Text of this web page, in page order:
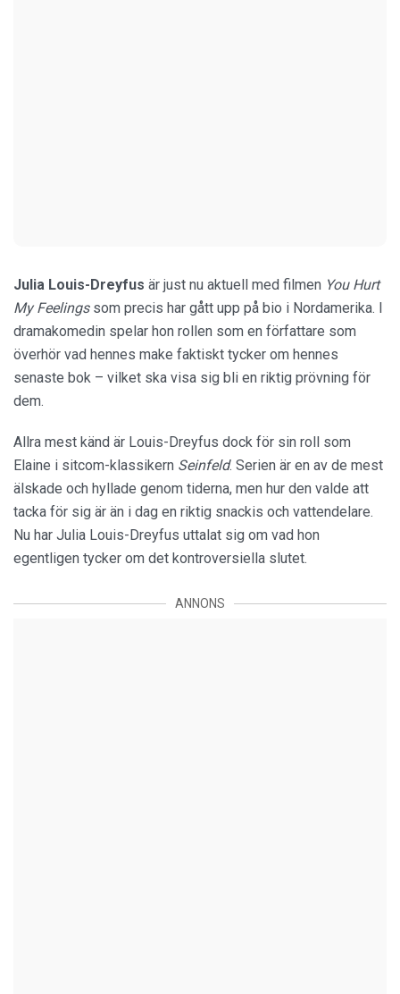
Julia Louis-Dreyfus är just nu aktuell med filmen You Hurt
My Feelingssom precis har gått upp på bio i Nordamerika. I
dramakomedin spelar hon rollen som en författare som
överhör vad hennes make faktiskt tycker om hennes
senaste bok – vilket ska visa sig bli en riktig prövning för
dem.
Allra mest känd är Louis-Dreyfus dock för sin roll som
Elaine i sitcom-klassikern Seinfeld. Serien är en av de mest
älskade och hyllade genom tiderna, men hur den valde att
tacka för sig är än i dag en riktig snackis och vattendelare.
Nu har Julia Louis-Dreyfus uttalat sig om vad hon
egentligen tycker om det kontroversiella slutet.
ANNONS